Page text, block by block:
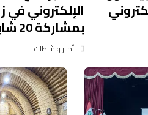
الإلكتروني في
بمشاركة 20 شابًا
أخبار ونشاطات